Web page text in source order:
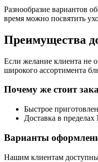
Разнообразие вариантов
время можно посвятить
Преимущества
Если желание клиента не
широкого ассортимента
Почему же стоит
Быстрое
Доставка в
Варианты
Нашим клиентам доступны